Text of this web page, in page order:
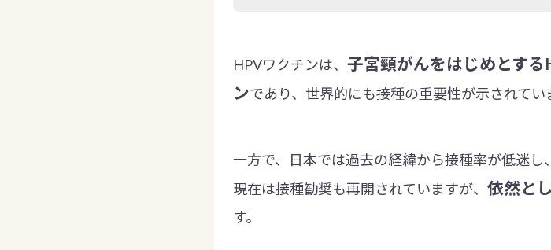
HPVワクチンは、 子宮頸がんをはじめとす
ンであり、世界的にも接種の重要性が示されてい
一方で、日本では過去の経緯から接種率が低迷し
現在は接種勧奨も再開されていますが、 依然と
す。